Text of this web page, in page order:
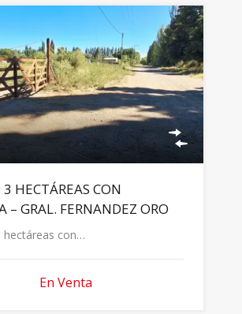
HECTÁREAS CON
– GRAL. FERNANDEZ ORO
hectáreas con…
En Venta